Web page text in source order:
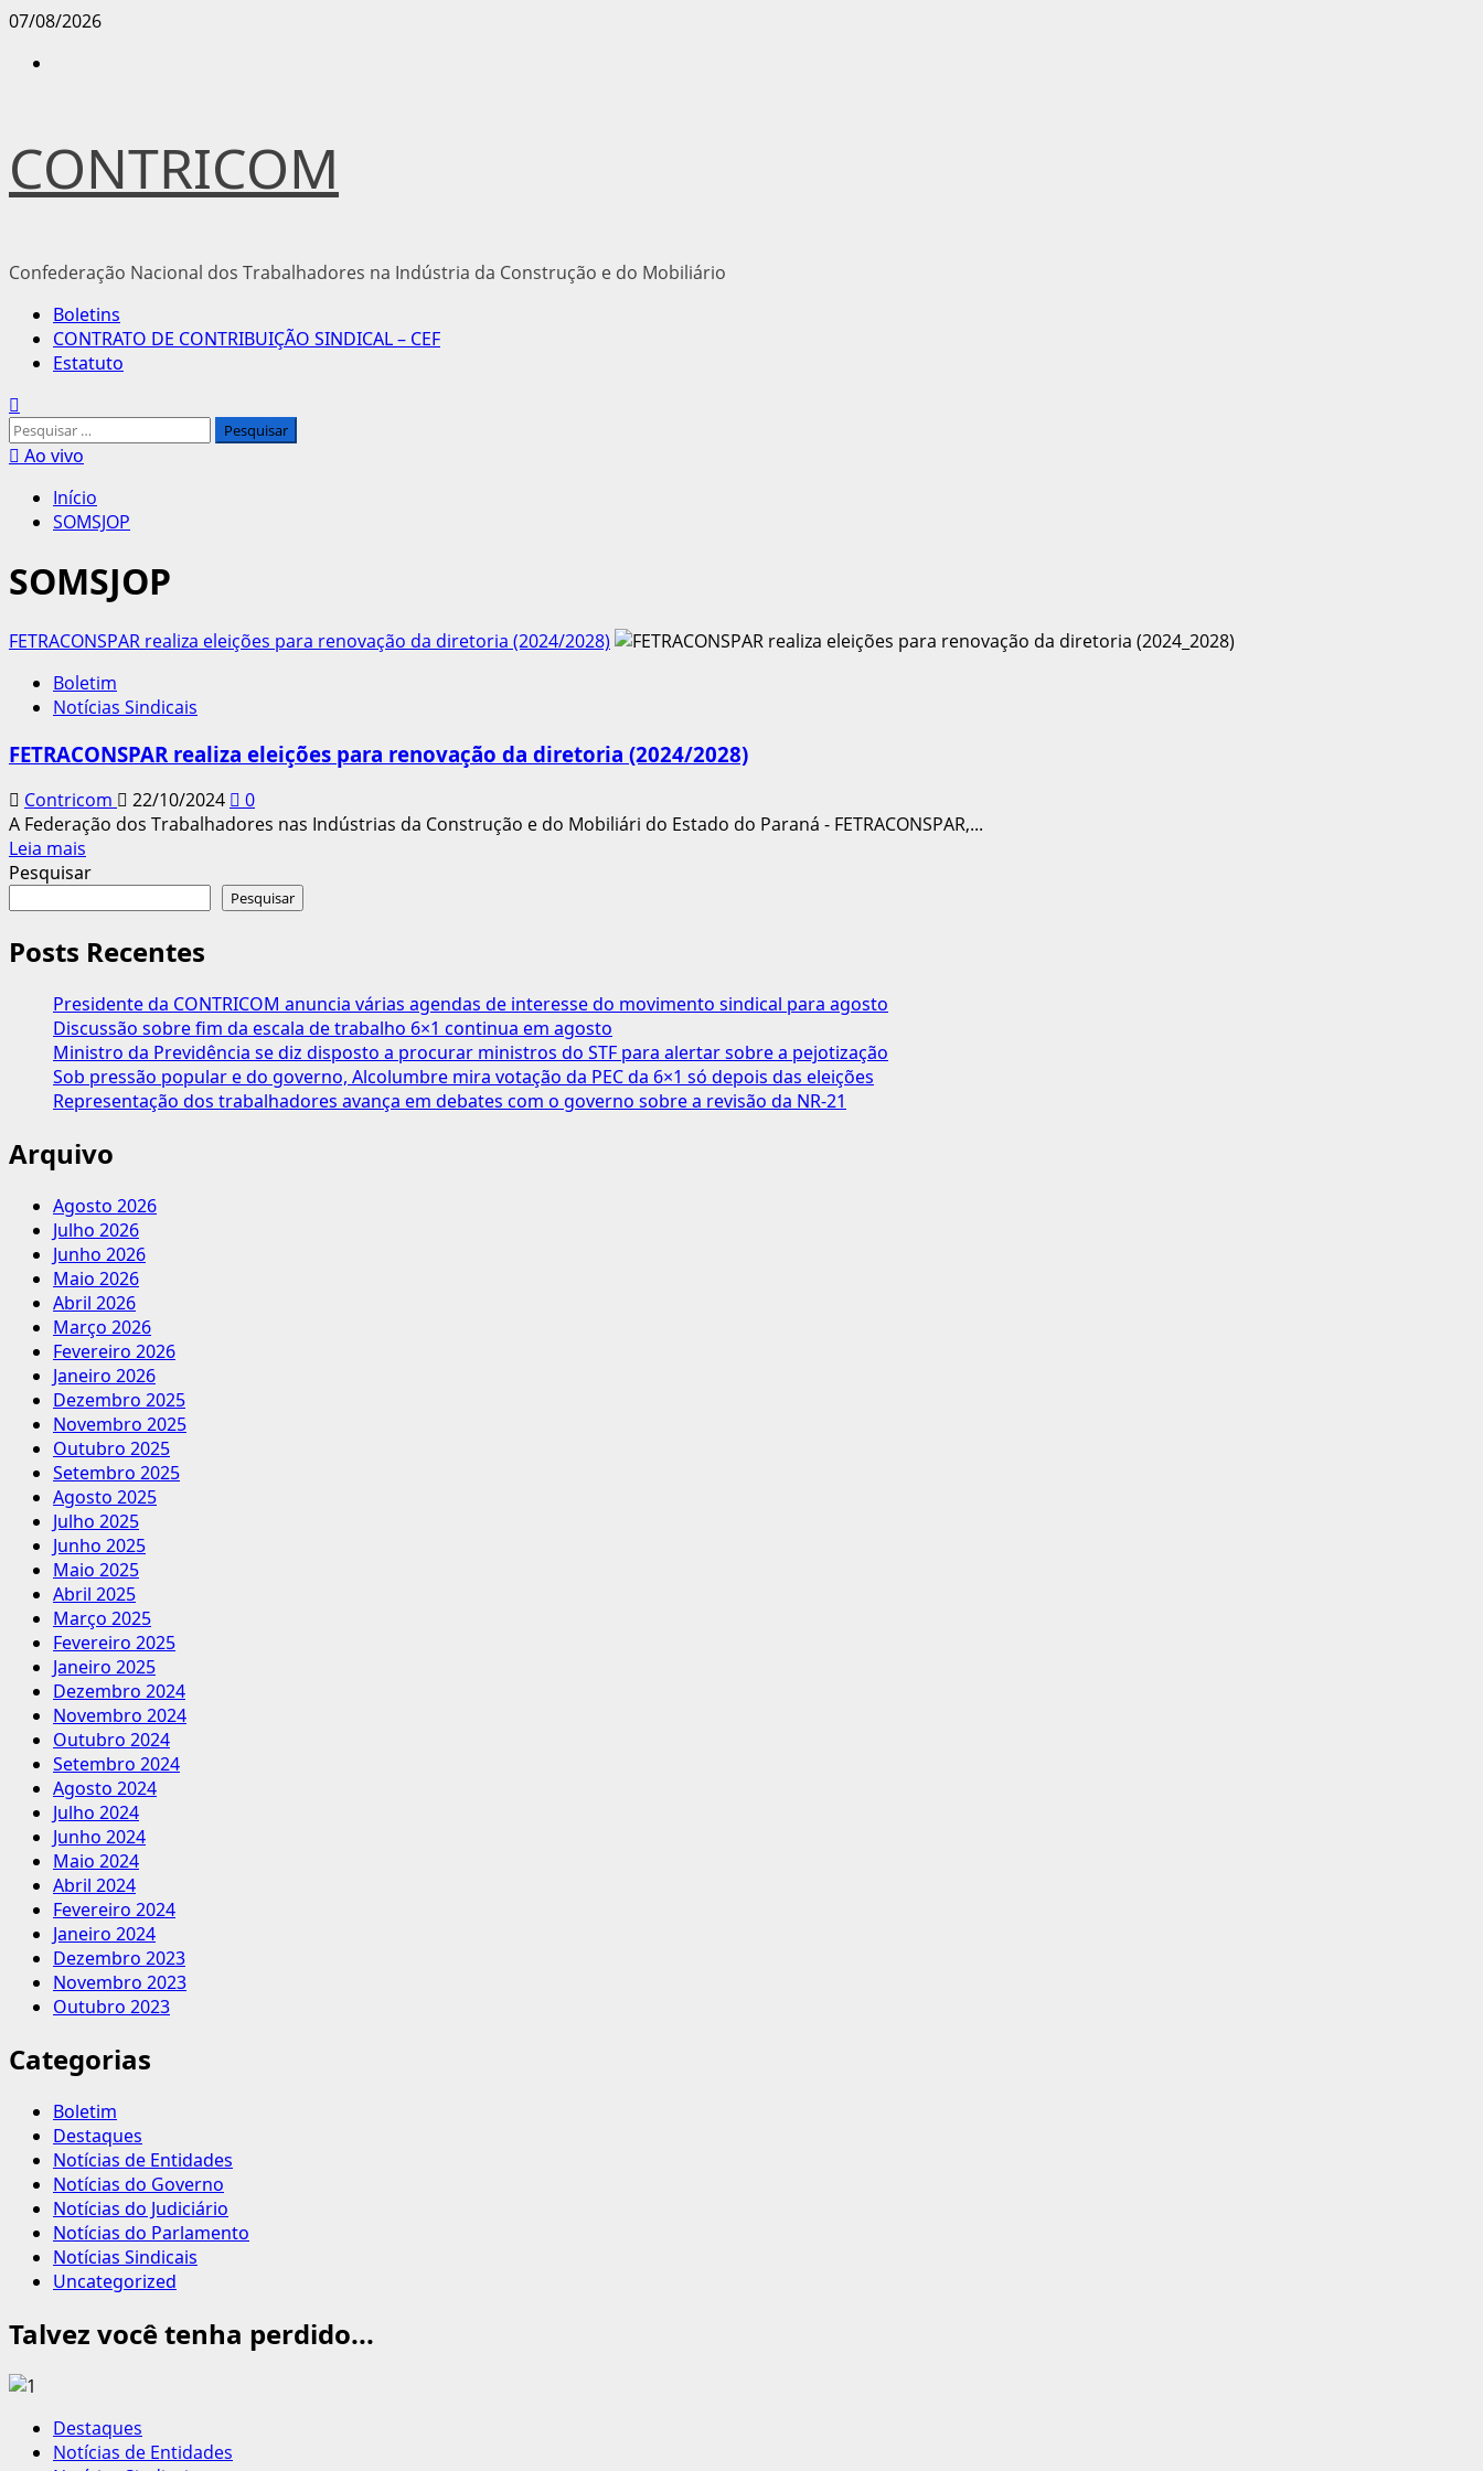
Avançar
07/08/2026
CONTRICOM
Confederação Nacional dos Trabalhadores na Indústria da Construção e do Mobiliário
Menu
principal
Boletins
CONTRATO DE CONTRIBUIÇÃO SINDICAL – CEF
Estatuto
Pesquisar
por:Ao vivo
Início
SOMSJOP
SOMSJOP
FETRACONSPAR realiza eleições para renovação da diretoria (2024/2028)
Boletim
Notícias Sindicais
FETRACONSPAR realiza eleições para renovação da diretoria (2024/2028)
Contricom 22/10/2024
0
A Federação dos Trabalhadores nas Indústrias da Construção e do Mobiliári do Estado do Paraná - FETRACONSPAR,...
Leia mais
mais
realiza
eleições
para
renovação
da
diretoria
(2024/2028)
Pesquisar
Pesquisar
Posts Recentes
Presidente da CONTRICOM anuncia várias agendas de interesse do movimento sindical para agosto
Discussão sobre fim da escala de trabalho 6×1 continua em agosto
Ministro da Previdência se diz disposto a procurar ministros do STF para alertar sobre a pejotização
Sob pressão popular e do governo, Alcolumbre mira votação da PEC da 6×1 só depois das eleições
Representação dos trabalhadores avança em debates com o governo sobre a revisão da NR-21
Arquivo
Agosto 2026
Julho 2026
Junho 2026
Maio 2026
Abril 2026
Março 2026
Fevereiro 2026
Janeiro 2026
Dezembro 2025
Novembro 2025
Outubro 2025
Setembro 2025
Agosto 2025
Julho 2025
Junho 2025
Maio 2025
Abril 2025
Março 2025
Fevereiro 2025
Janeiro 2025
Dezembro 2024
Novembro 2024
Outubro 2024
Setembro 2024
Agosto 2024
Julho 2024
Junho 2024
Maio 2024
Abril 2024
Fevereiro 2024
Janeiro 2024
Dezembro 2023
Novembro 2023
Outubro 2023
Categorias
Boletim
Destaques
Notícias de Entidades
Notícias do Governo
Notícias do Judiciário
Notícias do Parlamento
Notícias Sindicais
Uncategorized
Talvez você tenha perdido...
Destaques
Notícias de Entidades